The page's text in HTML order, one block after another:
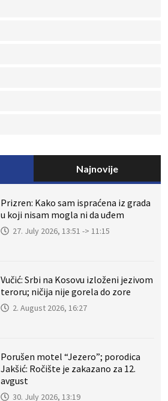
Najnovije
Prizren: Kako sam ispraćena iz grada
u koji nisam mogla ni da uđem
27. July 2026, 13:51 -> 11:15
Vučić: Srbi na Kosovu izloženi jezivom
teroru; ničija nije gorela do zore
2. August 2026, 16:27
Porušen motel “Jezero”; porodica
Jakšić: Ročište je zakazano za 12.
avgust
30. July 2026, 13:19